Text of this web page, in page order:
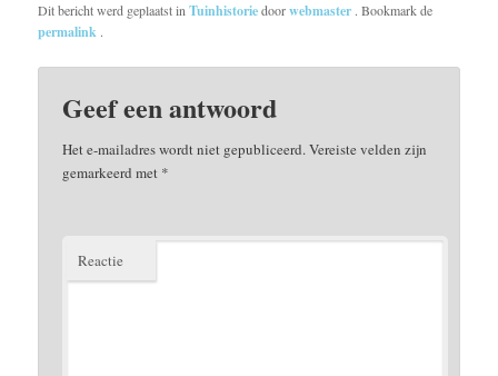
Dit bericht werd geplaatst inTuinhistoriedoorwebmaster . Bookmark de
permalink .
Geef een antwoord
Het e-mailadres wordt niet gepubliceerd.Vereiste velden zijn
gemarkeerd met *
Reactie